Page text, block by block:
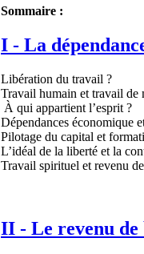
Sommaire :
I - La
Libération du travail ?
Travail humain et travail de
À qui appartient l’esprit ?
Dépendances économique
Pilotage du capital et
L’idéal de la liberté et la
Travail spirituel et revenu
II - Le revenu de